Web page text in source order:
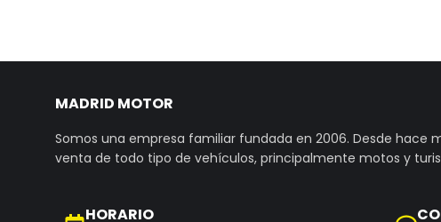
MADRID MOTOR
Somos una empresa familiar fundada en 2006. Desde hace
venta de todo tipo de vehículos, principalmente motos y
HORARIO